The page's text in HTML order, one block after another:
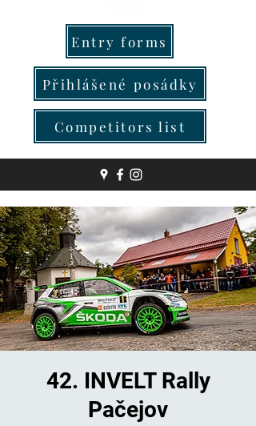
Entry forms
Přihlášené posádky
Competitors list
42. INVELT Rally
Pačejov